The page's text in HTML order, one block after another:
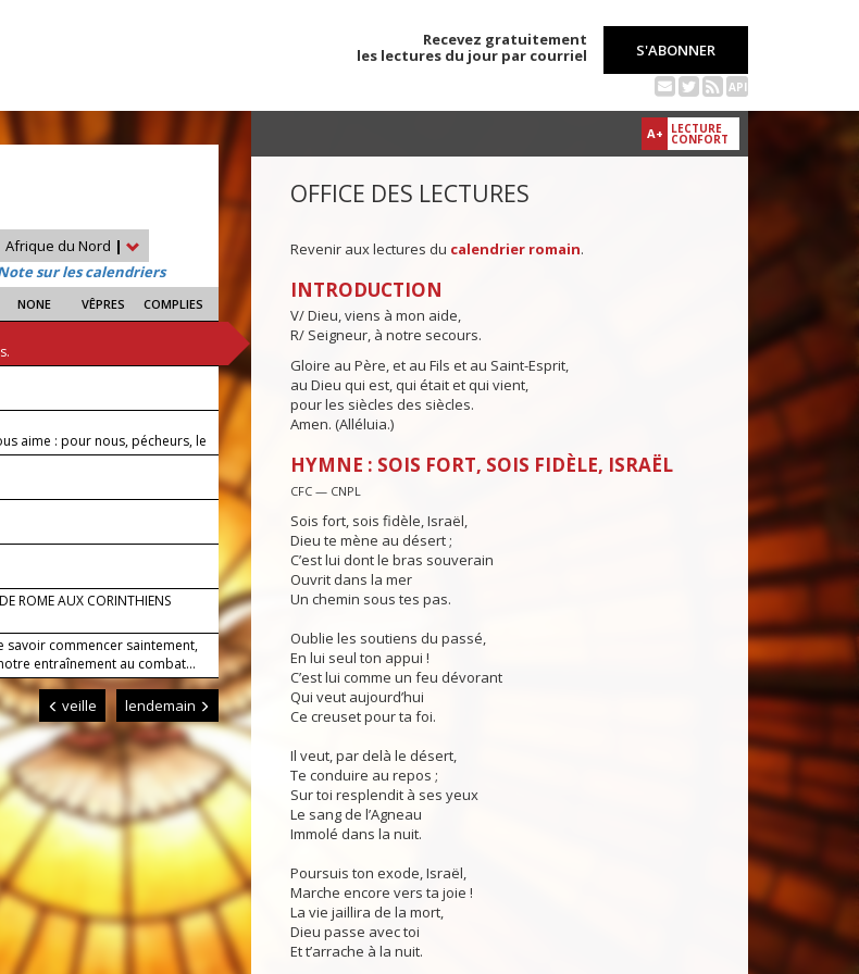
Recevez gratuitement
les lectures du jour par courriel
S'ABONNER
API
Afrique du Nord |
sur les calendriers
NONE VÊPRES COMPLIES
aime : pour nous, pécheurs, le
ROME AUX CORINTHIENS
savoir commencer saintement,
entraînement au combat...
veille lendemain
A+ LECTURE
CONFORT
OFFICE DES LECTURES
Revenir aux lectures du calendrier romain.
INTRODUCTION
V/ Dieu, viens à mon aide,
R/ Seigneur, à notre secours.
Gloire au Père, et au Fils et au Saint-Esprit,
au Dieu qui est, qui était et qui vient,
pour les siècles des siècles.
Amen. (Alléluia.)
HYMNE : SOIS FORT, SOIS FIDÈLE, ISRAËL
CFC — CNPL
Sois fort, sois fidèle, Israël,
Dieu te mène au désert ;
C’est lui dont le bras souverain
Ouvrit dans la mer
Un chemin sous tes pas.
Oublie les soutiens du passé,
En lui seul ton appui !
C’est lui comme un feu dévorant
Qui veut aujourd’hui
Ce creuset pour ta foi.
Il veut, par delà le désert,
Te conduire au repos ;
Sur toi resplendit à ses yeux
Le sang de l’Agneau
Immolé dans la nuit.
Poursuis ton exode, Israël,
Marche encore vers ta joie !
La vie jaillira de la mort,
Dieu passe avec toi
Et t’arrache à la nuit.